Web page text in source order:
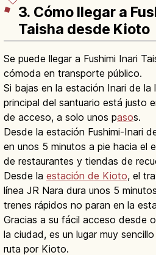
3. Cómo llegar a
Taisha desde Kioto
Se puede llegar a Fushimi Inari
cómoda en transporte público.
Si bajas en la estación Inari de la
principal del santuario está justo
de acceso, a solo unos pasos.
Desde la estación Fushimi-Inari
en unos 5 minutos a pie hacia el
de restaurantes y tiendas de
Desde la estación de Kioto, el
línea JR Nara dura unos 5
trenes rápidos no paran en la
Gracias a su fácil acceso desde
la ciudad, es un lugar muy
ruta por Kioto.